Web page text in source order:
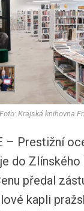
Krajská knihovna
– Prestižní
do Zlínského
předal
kapli